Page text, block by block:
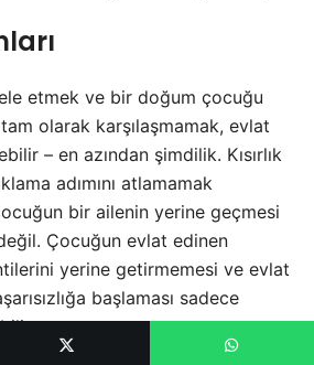
etmek ve bir doğum çocuğu
olarak karşılaşmamak, evlat
– en azından şimdilik. Kısırlık
adımını atlamamak
bir ailenin yerine geçmesi
Çocuğun evlat edinen
yerine getirmemesi ve evlat
başlaması sadece